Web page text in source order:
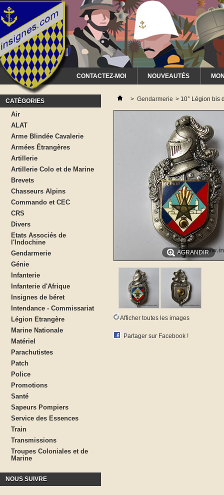
CONTACTEZ-MOI NOUVEAUTÉS
CATÉGORIES
Air
ALAT
Arme Blindée Cavalerie
Armées Étrangères
Artillerie
Artillerie Colo et de Marine
Brevets
Chasseurs Alpins
Commando et CEC
CRS
Divers
Etats Associés de
l'Indochine
Gendarmerie
Génie
Infanterie
Infanterie d'Afrique
Insignes de béret
Intendance - Commissariat
Légion Etrangère
Marine Nationale
Matériel
Parachutistes
Patch
Police
Promotions
Santé
Sapeurs Pompiers
Service des Essences
Train
Transmissions
Troupes Coloniales et de
Marine
NOUS SUIVRE
> Gendarmerie > 10° Légion bis
AGRANDIR
Afficher toutes les images
Partager sur Facebook !